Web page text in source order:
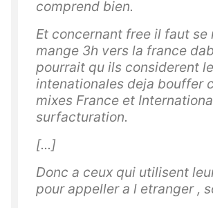
comprend bien.
Et concernant free il faut se
mange 3h vers la france
pourrait qu ils considerent
intenationales deja bouffer
mixes France et
surfacturation.
[...]
Donc a ceux qui utilisent
pour appeller a l etranger ,